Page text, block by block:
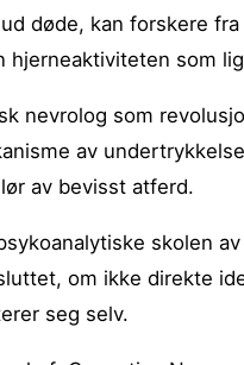
døde, kan forskere
hjerneaktiviteten som
nevrolog som
av
av bevisst atferd.
skolen
om ikke direkte
seg selv.